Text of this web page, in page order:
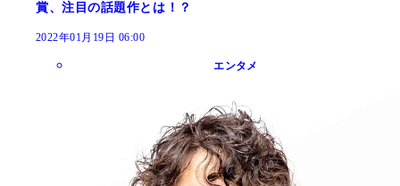
賞、注目の話題作とは！？
2022年01月19日 06:00
エンタメ